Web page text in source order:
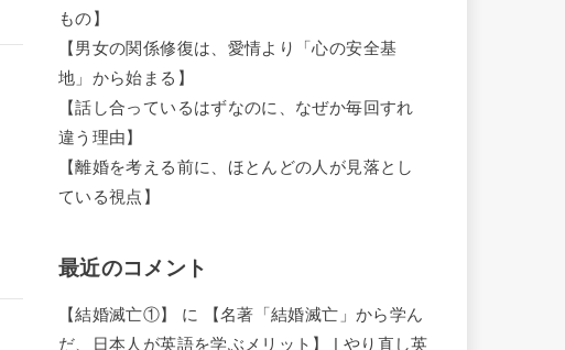
もの】
【男女の関係修復は、愛情より「心の安全基
地」から始まる】
【話し合っているはずなのに、なぜか毎回すれ
違う理由】
【離婚を考える前に、ほとんどの人が見落とし
ている視点】
最近のコメント
【結婚滅亡①】 に
【名著「結婚滅亡」から学ん
だ、日本人が英語を学ぶメリット】 | やり直し英